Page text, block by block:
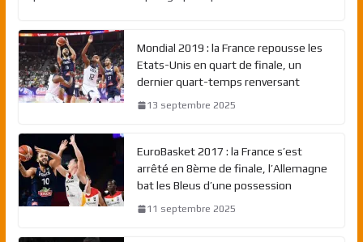
Mondial 2019 : la France repousse les
Etats-Unis en quart de finale, un
dernier quart-temps renversant
13 septembre 2025
EuroBasket 2017 : la France s’est
arrêté en 8ème de finale, l’Allemagne
bat les Bleus d’une possession
11 septembre 2025